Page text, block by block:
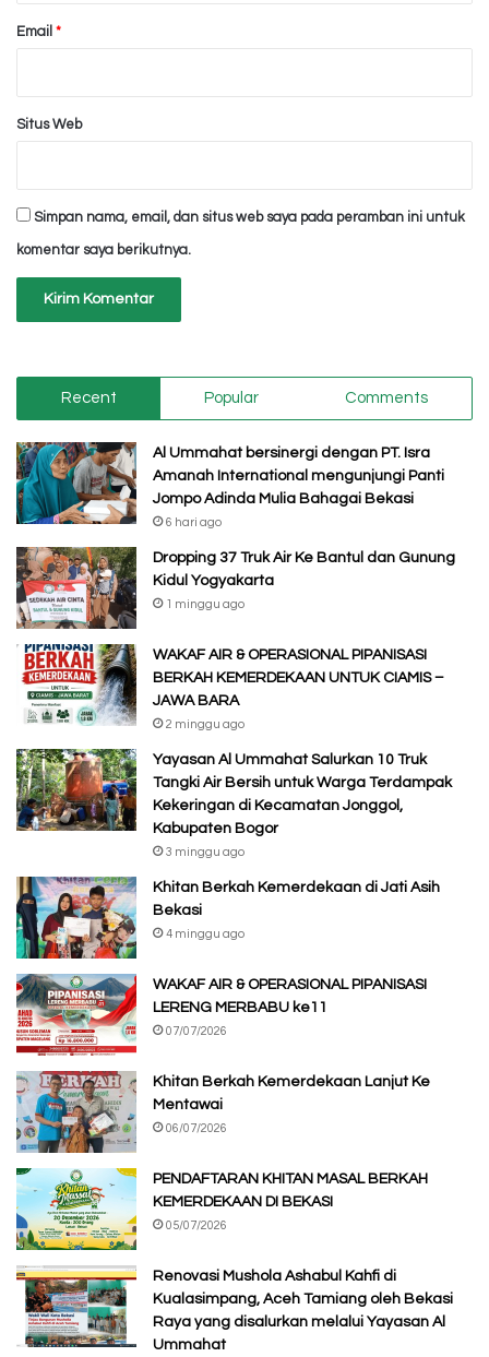
Email *
Situs Web
Simpan nama, email, dan situs web saya pada peramban ini untuk
komentar saya berikutnya.
Recent Popular Comments
Al Ummahat bersinergi dengan PT. Isra
Amanah International mengunjungi Panti
Jompo Adinda Mulia Bahagai Bekasi
6 hari ago
Dropping 37 Truk Air Ke Bantul dan Gunung
Kidul Yogyakarta
1 minggu ago
WAKAF AIR & OPERASIONAL PIPANISASI
BERKAH KEMERDEKAAN UNTUK CIAMIS –
JAWA BARA
2 minggu ago
Yayasan Al Ummahat Salurkan 10 Truk
Tangki Air Bersih untuk Warga Terdampak
Kekeringan di Kecamatan Jonggol,
Kabupaten Bogor
3 minggu ago
Khitan Berkah Kemerdekaan di Jati Asih
Bekasi
4 minggu ago
WAKAF AIR & OPERASIONAL PIPANISASI
LERENG MERBABU ke11
07/07/2026
Khitan Berkah Kemerdekaan Lanjut Ke
Mentawai
06/07/2026
PENDAFTARAN KHITAN MASAL BERKAH
KEMERDEKAAN DI BEKASI
05/07/2026
Renovasi Mushola Ashabul Kahfi di
Kualasimpang, Aceh Tamiang oleh Bekasi
Raya yang disalurkan melalui Yayasan Al
Ummahat